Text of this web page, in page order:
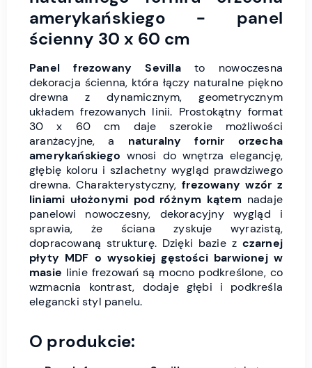
amerykańskiego - panel
ścienny 30 x 60 cm
Panel frezowany Sevillato nowoczesna
dekoracja ścienna, która łączy naturalne piękno
drewna z dynamicznym, geometrycznym
układem frezowanych linii. Prostokątny format
30 x 60 cm daje szerokie możliwości
aranżacyjne, a naturalny fornir orzecha
amerykańskiego wnosi do wnętrza elegancję,
głębię koloru i szlachetny wygląd prawdziwego
drewna. Charakterystyczny,frezowany wzór z
liniami ułożonymi pod różnym kątem nadaje
panelowi nowoczesny, dekoracyjny wygląd i
sprawia, że ściana zyskuje wyrazistą,
dopracowaną strukturę. Dzięki bazie z czarnej
płyty MDF o wysokiej gęstości barwionej w
masie linie frezowań są mocno podkreślone, co
wzmacnia kontrast, dodaje głębi i podkreśla
elegancki styl panelu.
O produkcie: